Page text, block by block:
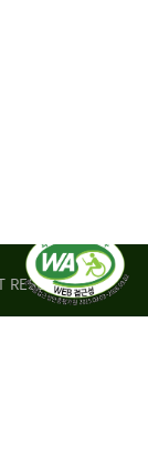
RESERVED